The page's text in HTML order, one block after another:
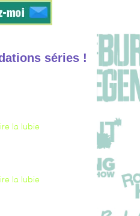
séries !
lire la lubie
lire la lubie